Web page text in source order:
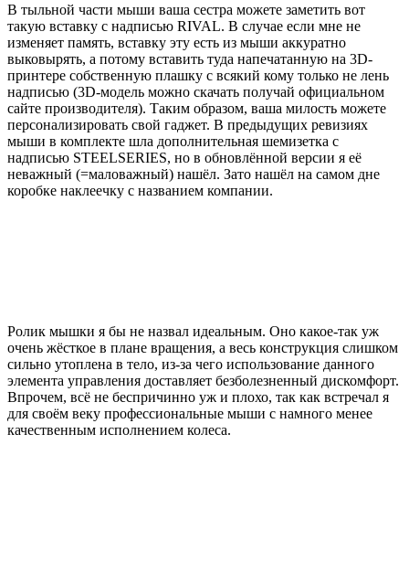
В тыльной части мыши ваша сестра можете заметить вот
такую вставку с надписью RIVAL. В случае если мне не
изменяет память, вставку эту есть из мыши аккуратно
выковырять, а потому вставить туда напечатанную на 3D-
принтере собственную плашку с всякий кому только не лень
надписью (3D-модель можно скачать получай официальном
сайте производителя). Таким образом, ваша милость можете
персонализировать свой гаджет. В предыдущих ревизиях
мыши в комплекте шла дополнительная шемизетка с
надписью STEELSERIES, но в обновлённой версии я её
неважный (=маловажный) нашёл. Зато нашёл на самом дне
коробке наклеечку с названием компании.
Ролик мышки я бы не назвал идеальным. Оно какое-так уж
очень жёсткое в плане вращения, а весь конструкция слишком
сильно утоплена в тело, из-за чего использование данного
элемента управления доставляет безболезненный дискомфорт.
Впрочем, всё не беспричинно уж и плохо, так как встречал я
для своём веку профессиональные мыши с намного менее
качественным исполнением колеса.